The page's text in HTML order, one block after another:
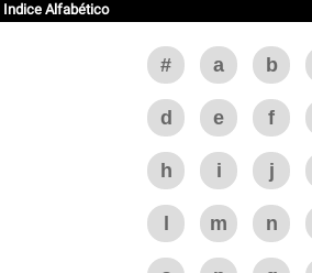
Indice Alfabético
# a b
d e f
h i j
m n